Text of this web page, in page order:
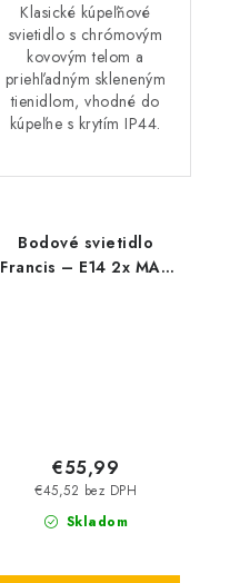
Klasické kúpeľňové
svietidlo s chrómovým
kovovým telom a
priehľadným skleneným
tienidlom, vhodné do
kúpeľne s krytím IP44.
Bodové svietidlo
Francis – E14 2x MAX
Skladom
€45,52 bez DPH
€55,99